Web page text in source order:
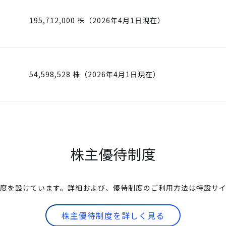
195,712,000 株（2026年4月1日現在）
54,598,528 株（2026年4月1日現在）
株主優待制度
を設けています。詳細および、優待制度のご利用方法は特設サ
株主優待制度を詳しく見る